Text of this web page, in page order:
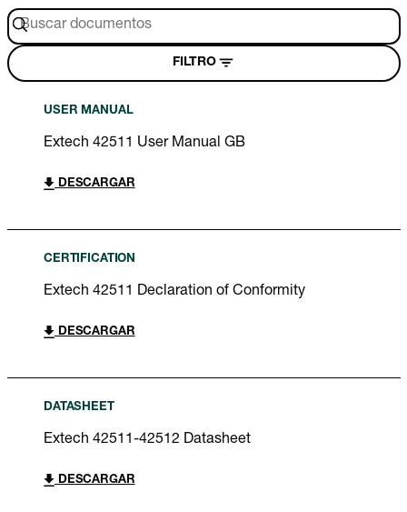
FILTRO
USER MANUAL
Extech 42511 User Manual GB
DESCARGAR
CERTIFICATION
Extech 42511 Declaration of Conformity
DESCARGAR
DATASHEET
Extech 42511-42512 Datasheet
DESCARGAR